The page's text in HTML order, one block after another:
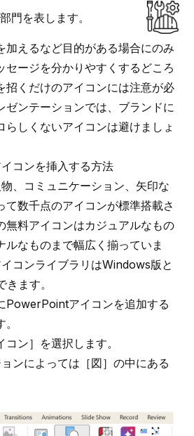
門を表します。
加えるなど目的がある場合にのみ
セージを分かりやすくするどころ
招くだけのアイコンには注意が必
ゼンテーションでは、ブランドに
らしくないアイコンは避けましょ
コンを挿入する方法
、コミュニケーション、矢印な
て数千点のアイコンが標準搭載さ
無料アイコンはカジュアルなもの
ルなものまで幅広く揃っていま
コンライブラリはWindows版と
ます。
PowerPointアイコンを追加する
コン］を選択します。
ンによっては［図］の中にある